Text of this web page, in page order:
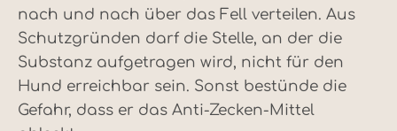
nach und nach über das Fell verteilen. Aus
Schutzgründen darf die Stelle, an der die
Substanz aufgetragen wird, nicht für den
Hund erreichbar sein. Sonst bestünde die
Gefahr, dass er das Anti-Zecken-Mittel